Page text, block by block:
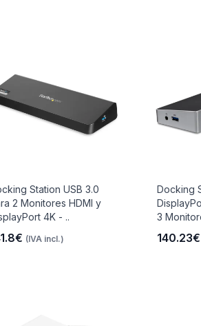
Station USB 3.0
2 Monitores HDMI y
4K - ..
(IVA incl.)
Docking
3
140.23€